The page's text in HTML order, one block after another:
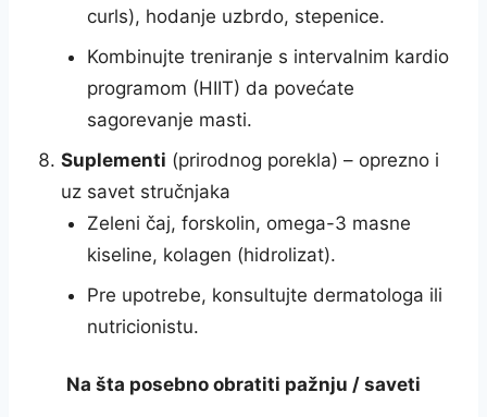
curls), hodanje uzbrdo, stepenice.
Kombinujte treniranje s intervalnim kardio
programom (HIIT) da povećate
sagorevanje masti.
Suplementi (prirodnog porekla) – oprezno i
uz savet stručnjaka
Zeleni čaj, forskolin, omega-3 masne
kiseline, kolagen (hidrolizat).
Pre upotrebe, konsultujte dermatologa ili
nutricionistu.
Na šta posebno obratiti pažnju / saveti